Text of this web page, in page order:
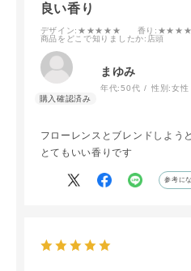
良い香り
デザイン:★★★★★ 香り
商品をどこで知りましたか:店頭
まゆみ
年代:50代 性別:女性
フローレンスとブレンドしよう
とてもいい香りです
参考に